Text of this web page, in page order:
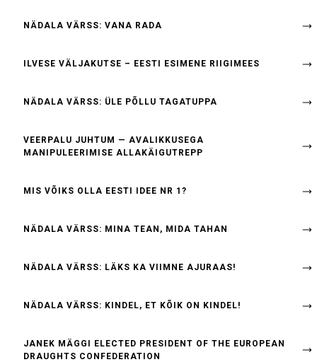
NÄDALA VÄRSS: VANA RADA
ILVESE VÄLJAKUTSE – EESTI ESIMENE RIIGIMEES
NÄDALA VÄRSS: ÜLE PÕLLU TAGATUPPA
VEERPALU JUHTUM — AVALIKKUSEGA
MANIPULEERIMISE ALLAKÄIGUTREPP
MIS VÕIKS OLLA EESTI IDEE NR 1?
NÄDALA VÄRSS: MINA TEAN, MIDA TAHAN
NÄDALA VÄRSS: LÄKS KA VIIMNE AJURAAS!
NÄDALA VÄRSS: KINDEL, ET KÕIK ON KINDEL!
JANEK MÄGGI ELECTED PRESIDENT OF THE EUROPEAN
DRAUGHTS CONFEDERATION